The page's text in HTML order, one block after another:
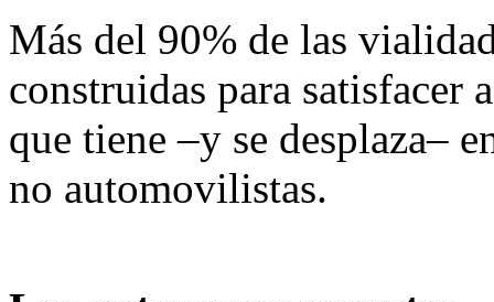
Más del 90% de las
construidas para satisfacer
que tiene –y se desplaza–
no automovilistas.